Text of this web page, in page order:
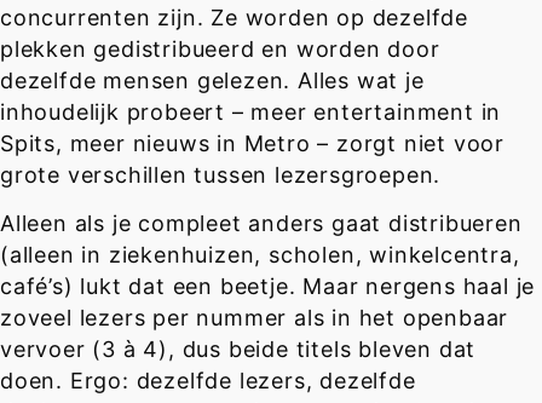
concurrenten zijn. Ze worden op dezelfde
plekken gedistribueerd en worden door
dezelfde mensen gelezen. Alles wat je
inhoudelijk probeert – meer entertainment in
Spits, meer nieuws in Metro – zorgt niet voor
grote verschillen tussen lezersgroepen.
Alleen als je compleet anders gaat distribueren
(alleen in ziekenhuizen, scholen, winkelcentra,
café’s) lukt dat een beetje. Maar nergens haal je
zoveel lezers per nummer als in het openbaar
vervoer (3 à 4), dus beide titels bleven dat
doen. Ergo: dezelfde lezers, dezelfde